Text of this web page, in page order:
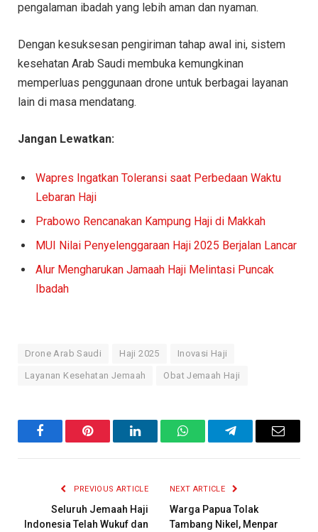
pengalaman ibadah yang lebih aman dan nyaman.
Dengan kesuksesan pengiriman tahap awal ini, sistem
kesehatan Arab Saudi membuka kemungkinan
memperluas penggunaan drone untuk berbagai layanan
lain di masa mendatang.
Jangan Lewatkan:
Wapres Ingatkan Toleransi saat Perbedaan Waktu
Lebaran Haji
Prabowo Rencanakan Kampung Haji di Makkah
MUI Nilai Penyelenggaraan Haji 2025 Berjalan Lancar
Alur Mengharukan Jamaah Haji Melintasi Puncak
Ibadah
Drone Arab Saudi Haji 2025 Inovasi Haji
Layanan Kesehatan Jemaah Obat Jemaah Haji
FacebookPinterest LinkedInWhatsAppTelegramEmail
PREVIOUS ARTICLE
Seluruh Jemaah Haji
Indonesia Telah Wukuf dan
NEXT ARTICLE
Warga Papua Tolak
Tambang Nikel, Menpar